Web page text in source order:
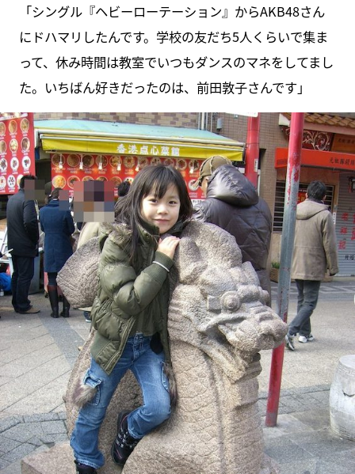
「シングル『ヘビーローテーション』からAKB48さん
にドハマリしたんです。学校の友だち5人くらいで集ま
って、休み時間は教室でいつもダンスのマネをしてまし
た。いちばん好きだったのは、前田敦子さんです」